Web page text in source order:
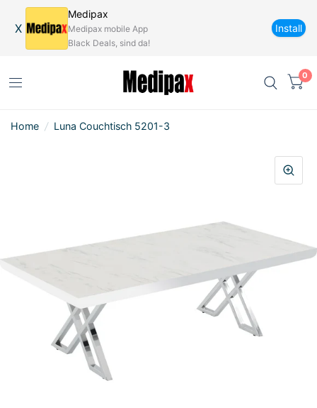
X
Medipax
Medipax mobile App
Black Deals, sind da!
Install
0
Home / Luna Couchtisch 5201-3